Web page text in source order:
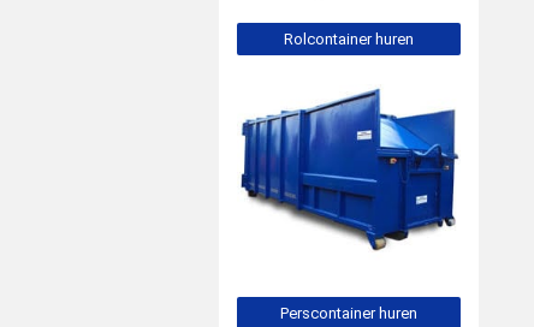
Rolcontainer huren
Perscontainer huren